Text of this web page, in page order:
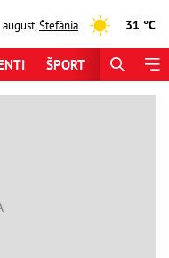
august,Štefánia 31 °C
ŠPORT